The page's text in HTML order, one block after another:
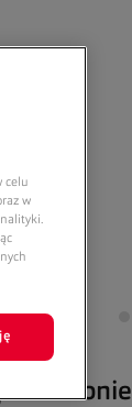
w salonie
celu
w